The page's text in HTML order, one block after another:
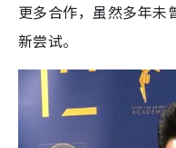
更多合作，虽然多年未
新尝试。